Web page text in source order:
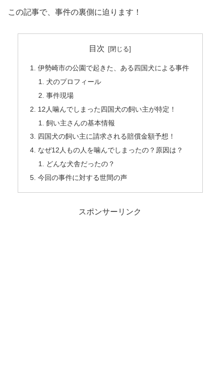
この記事で、事件の裏側に迫ります！
目次
伊勢崎市の公園で起きた、ある四国犬による事件
犬のプロフィール
事件現場
12人噛んでしまった四国犬の飼い主が特定！
飼い主さんの基本情報
四国犬の飼い主に請求される賠償金額予想！
なぜ12人もの人を噛んでしまったの？原因は？
どんな犬舎だったの？
今回の事件に対する世間の声
スポンサーリンク